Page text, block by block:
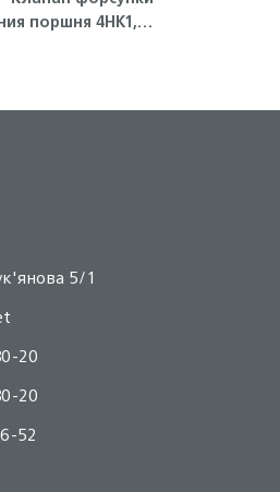
поршня 4HK1,
5/1
20
20
52